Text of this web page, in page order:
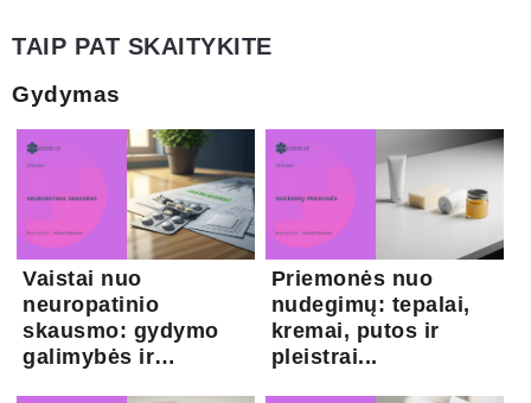
TAIP PAT SKAITYKITE
Gydymas
Vaistai nuo
neuropatinio
skausmo: gydymo
galimybės ir
Priemonės nuo
nudegimų: tepalai,
kremai, putos ir
pleistrai...